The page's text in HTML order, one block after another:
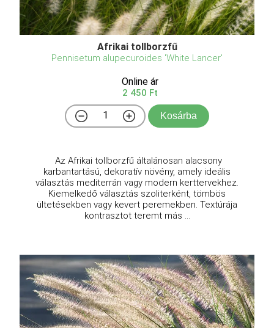
Afrikai tollborzfű
Pennisetum alupecuroides 'White Lancer'
Online ár
2 450 Ft
Kosárba
Az Afrikai tollborzfű általánosan alacsony
karbantartású, dekoratív növény, amely ideális
választás mediterrán vagy modern kerttervekhez.
Kiemelkedő választás szoliterként, tömbös
ültetésekben vagy kevert peremekben. Textúrája
kontrasztot teremt más ...